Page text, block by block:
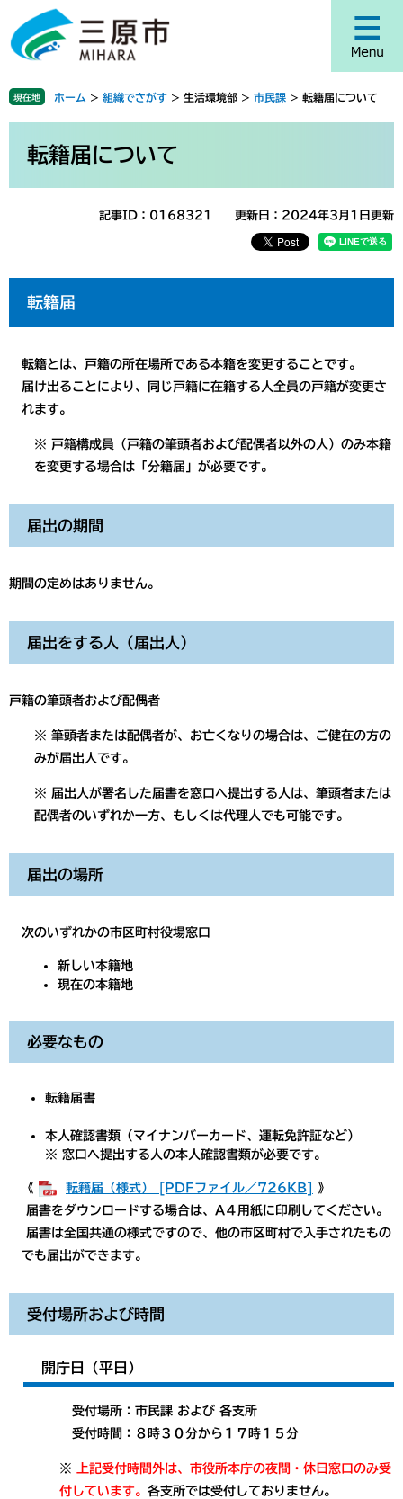
ジ
頭
で
ュ
飛
ば
現在地 ホーム > 組織でさがす > 生活環境部 > 市民課 > 転籍届について
転籍届について
記事ID：0168321 更新日：2024年3月1日更新
転籍届
転籍とは、戸籍の所在場所である本籍を変更することです。
届け出ることにより、同じ戸籍に在籍する人全員の戸籍が変更さ
れます。
※ 戸籍構成員（戸籍の筆頭者および配偶者以外の人）のみ本籍
を変更する場合は「分籍届」が必要です。
届出の期間
期間の定めはありません。
届出をする人（届出人）
戸籍の筆頭者および配偶者
※ 筆頭者または配偶者が、お亡くなりの場合は、ご健在の方の
みが届出人です。
※ 届出人が署名した届書を窓口へ提出する人は、筆頭者または
配偶者のいずれか一方、もしくは代理人でも可能です。
届出の場所
次のいずれかの市区町村役場窓口
新しい本籍地
現在の本籍地
必要なもの
転籍届書
本人確認書類（マイナンバーカード、運転免許証など）
※ 窓口へ提出する人の本人確認書類が必要です。
《 転籍届（様式） [PDFファイル／726KB]
》
​ 届書をダウンロードする場合は、A４用紙に印刷してください。
届書は全国共通の様式ですので、他の市区町村で入手されたもの
でも届出ができます。
受付場所および時間
開庁日（平日）
​受付場所：市民課 および 各支所
受付時間：８時３０分から１７時１５分
※
上記受付時間外は、市役所本庁の夜間・休日窓口のみ受
付しています。 各支所では受付しておりません。